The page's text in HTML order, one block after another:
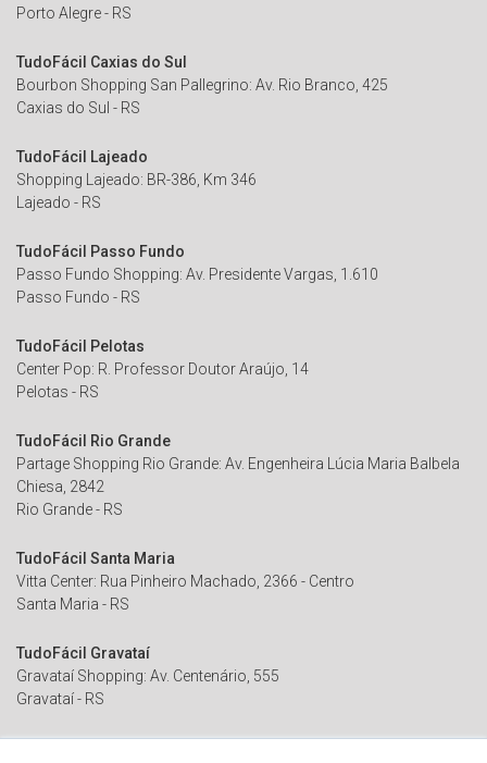
Porto Alegre - RS
TudoFácil Caxias do Sul
Bourbon Shopping San Pallegrino: Av. Rio Branco, 425
Caxias do Sul - RS
TudoFácil Lajeado
Shopping Lajeado: BR-386, Km 346
Lajeado - RS
TudoFácil Passo Fundo
Passo Fundo Shopping: Av. Presidente Vargas, 1.610
Passo Fundo - RS
TudoFácil Pelotas
Center Pop: R. Professor Doutor Araújo, 14
Pelotas - RS
TudoFácil Rio Grande
Partage Shopping Rio Grande: Av. Engenheira Lúcia Maria Balbela
Chiesa, 2842
Rio Grande - RS
TudoFácil Santa Maria
Vitta Center: Rua Pinheiro Machado, 2366 - Centro
Santa Maria - RS
TudoFácil Gravataí
Gravataí Shopping: Av. Centenário, 555
Gravataí - RS